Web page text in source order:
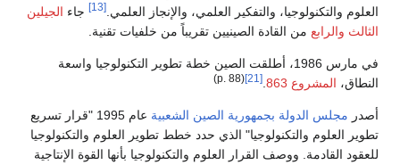
العلوم والتكنولوجيا، والتفكير العلمي، والإنجاز العلمي. [13] جاء الجيلين
الثالث والرابع من القادة الصينيين تقريباً من خلفيات تقنية.
في مارس 1986، أطلقت الصين خطة تطوير التكنولوجيا واسعة
النطاق، المشروع 863 [21]
(p. 88)
أصدر مجلس الدولة بجمهورية الصين الشعبية
عام 1995 "قرار تسريع
تطوير العلوم والتكنولوجيا" الذي حدد خطط تطوير العلوم والتكنولوجيا
للعقود القادمة. ووصف القرار العلوم والتكنولوجيا بأنها القوة الإنتاجية